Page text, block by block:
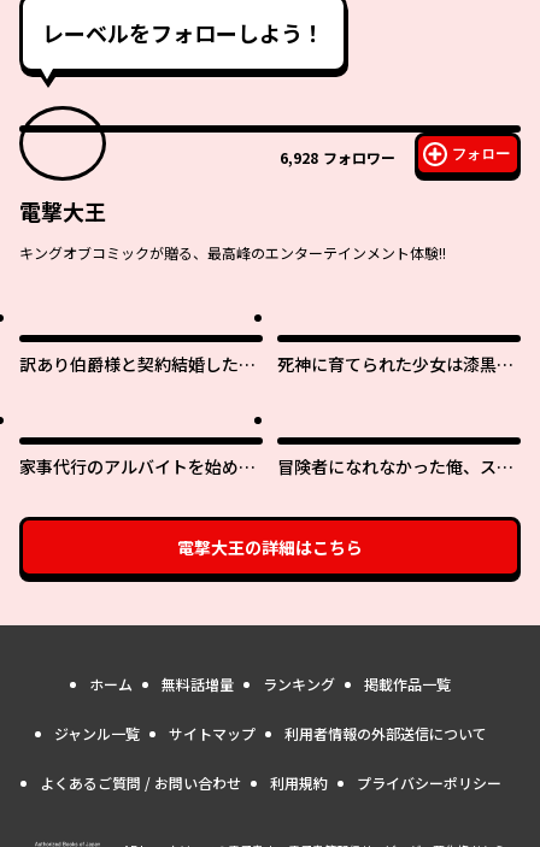
レーベルをフォローしよう！
6,928 フォロワー フォロー
電撃大王
キングオブコミックが贈る、最高峰のエンターテインメント体験!!
訳あり伯爵様と契約結婚した
死神に育てられた少女は漆黒の
家事代行のアルバイトを始めた
入られちゃいました。
冒険者になれなかった俺、スキ
の子を人助け!?
電撃大王の詳細はこちら
ホーム 無料話増量 ランキング 掲載作品一覧
ジャンル一覧 サイトマップ 利用者情報の外部送信について
よくあるご質問 / お問い合わせ 利用規約 プライバシーポリシー